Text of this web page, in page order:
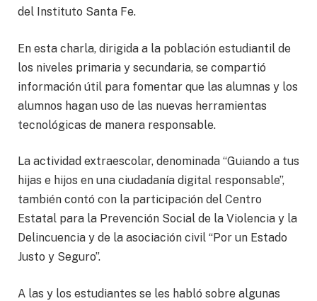
del Instituto Santa Fe.
En esta charla, dirigida a la población estudiantil de
los niveles primaria y secundaria, se compartió
información útil para fomentar que las alumnas y los
alumnos hagan uso de las nuevas herramientas
tecnológicas de manera responsable.
La actividad extraescolar, denominada “Guiando a tus
hijas e hijos en una ciudadanía digital responsable”,
también contó con la participación del Centro
Estatal para la Prevención Social de la Violencia y la
Delincuencia y de la asociación civil “Por un Estado
Justo y Seguro”.
A las y los estudiantes se les habló sobre algunas